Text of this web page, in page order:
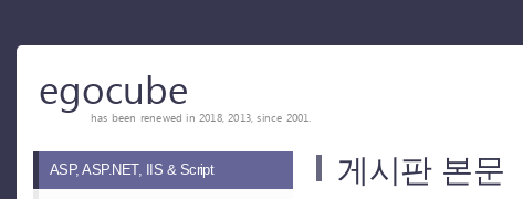
egocube
has been renewed in 2018, 2013, since 2001.
ASP, ASP.NET, IIS & Script 게시판 본문